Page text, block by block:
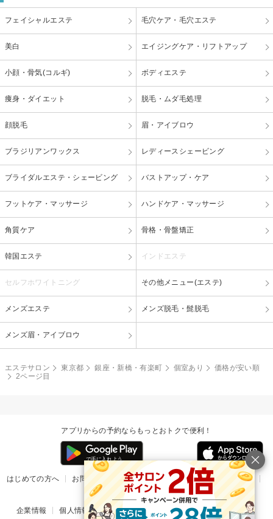
フェイシャルエステ 毛穴ケア・毛穴エステ
美白 エイジングケア・リフトアップ
小顔・骨気(コルギ) ボディエステ
痩身・ダイエット 脱毛・ムダ毛処理
顔脱毛 眉・アイブロウ
ブラジリアンワックス レディースシェービング
ブライダルエステ・シェービング バストアップ・ケア
フットケア・マッサージ ハンドケア・マッサージ
角質ケア 骨格・骨盤矯正
韓国エステ インドエステ
セルフホワイトニング その他メニュー(エステ)
メンズエステ メンズ脱毛・髭脱毛
メンズ眉・アイブロウ
エステサロン 東京都 銀座・新橋・有楽町 個室あり
価格が安い順
2ページ目
アプリからの予約ならもっとおトクで便利！
はじめての方へ お問い合わせ ヘルプ リリース情報
利用規約
掲載ご希望のサロン様
企業情報 個人情報保護方針 楽天のサービス一覧 アプリ一覧